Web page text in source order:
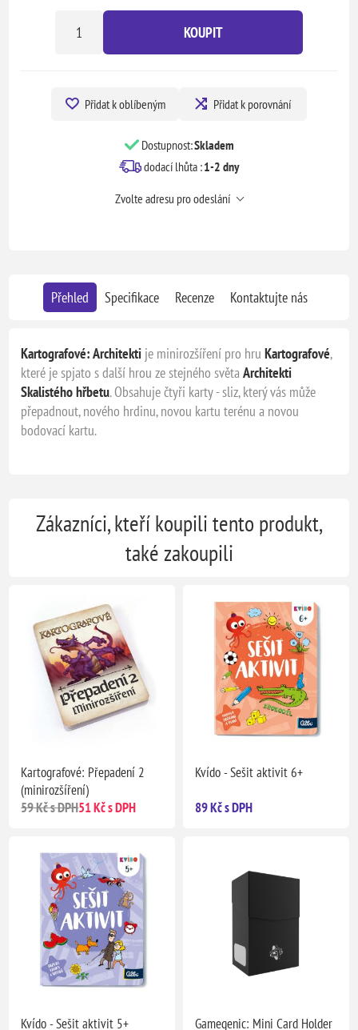
KOUPIT
Přidat k oblíbeným Přidat k porovnání
Dostupnost:Skladem
dodací lhůta :1-2 dny
Zvolte adresu pro odeslání
Přehled Specifikace Recenze Kontaktujte nás
Kartografové: Architekti je minirozšíření pro hruKartografové,
které je spjato s další hrou ze stejného světaArchitekti
Skalistého hřbetu. Obsahuje čtyři karty - sliz, který vás může
přepadnout, nového hrdinu, novou kartu terénu a novou
bodovací kartu.
Zákazníci, kteří koupili tento produkt,
také zakoupili
Kartografové: Přepadení 2
(minirozšíření)
59 Kč s DPH51 Kč s DPH
Kvído - Sešit aktivit 6+
89 Kč s DPH
Kvído - Sešit aktivit 5+ Gamegenic: Mini Card Holder